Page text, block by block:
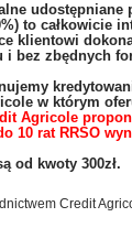
udostępniane
to całkowicie
klientowi
i bez zbędnych
w którym
Agricole
10 rat RRSO
od kwoty 300zł.
Credit